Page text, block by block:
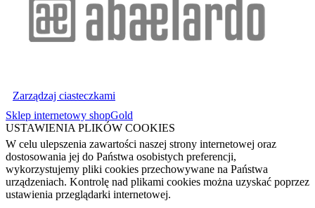
Zarządzaj ciasteczkami
Sklep internetowy shopGold
USTAWIENIA PLIKÓW COOKIES
W celu ulepszenia zawartości naszej strony internetowej oraz
dostosowania jej do Państwa osobistych preferencji,
wykorzystujemy pliki cookies przechowywane na Państwa
urządzeniach. Kontrolę nad plikami cookies można uzyskać poprzez
ustawienia przeglądarki internetowej.